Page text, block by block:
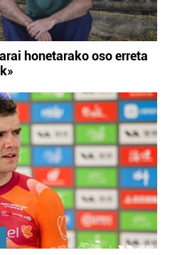
honetarako oso erreta